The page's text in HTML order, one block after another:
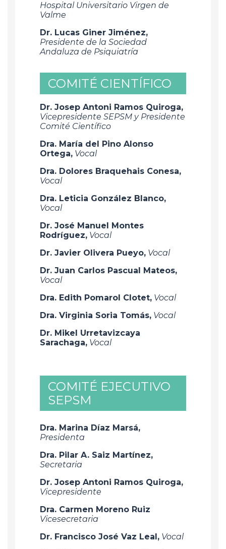
Hospital Universitario Virgen de
Valme
Dr. Lucas Giner Jiménez,
Presidente de la Sociedad
Andaluza de Psiquiatría
COMITÉ CIENTÍFICO
Dr. Josep Antoni Ramos Quiroga,
Vicepresidente SEPSM y Presidente
Comité Científico
Dra. María del Pino Alonso
Ortega, Vocal
Dra. Dolores Braquehais Conesa,
Vocal
Dra. Leticia González Blanco,
Vocal
Dr. José Manuel Montes
Rodríguez, Vocal
Dr. Javier Olivera Pueyo, Vocal
Dr. Juan Carlos Pascual Mateos,
Vocal
Dra. Edith Pomarol Clotet, Vocal
Dra. Virginia Soria Tomás, Vocal
Dr. Mikel Urretavizcaya
Sarachaga, Vocal
COMITÉ EJECUTIVO
SEPSM
Dra. Marina Díaz Marsá,
Presidenta
Dra. Pilar A. Saiz Martínez,
Secretaria
Dr. Josep Antoni Ramos Quiroga,
Vicepresidente
Dra. Carmen Moreno Ruiz
Vicesecretaria
Dr. Francisco José Vaz Leal, Vocal